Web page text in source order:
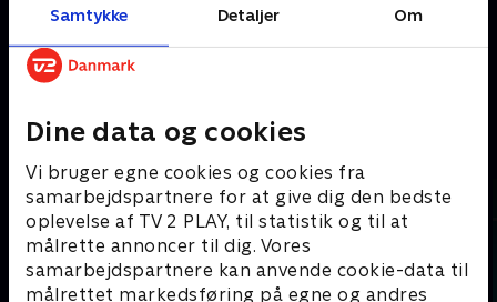
Samtykke Detaljer Om
Dine data og cookies
Vi bruger egne cookies og cookies fra
samarbejdspartnere for at give dig den bedste
oplevelse af TV 2 PLAY, til statistik og til at
målrette annoncer til dig. Vores
samarbejdspartnere kan anvende cookie-data til
målrettet markedsføring på egne og andres
bliver jagtet af et kæmpe narkoforetagende.
Mere indhold fra Apple TV